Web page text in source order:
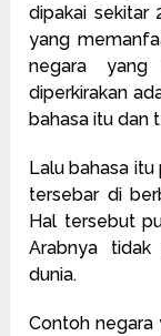
dipakai sekitar
yang
negara
diperkirakan
bahasa itu dan
Lalu bahasa
tersebar di
Hal tersebut
Arabnya
dunia.
Contoh negara